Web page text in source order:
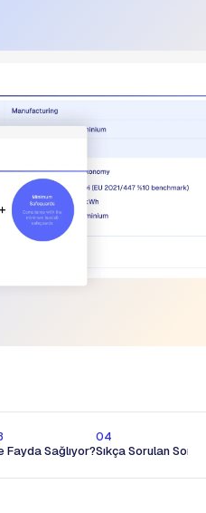
Fayda Sağlıyor?
04
Sıkça Sorulan